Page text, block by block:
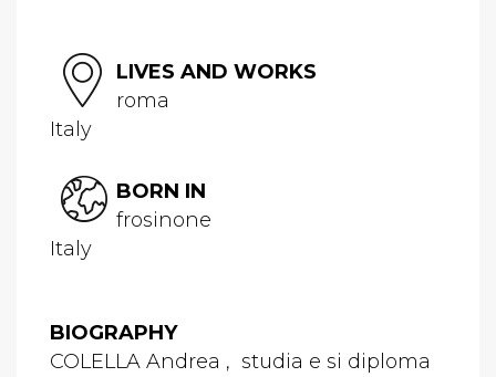
LIVES AND WORKS
roma
Italy
BORN IN
frosinone
Italy
BIOGRAPHY
COLELLA Andrea , studia e si diploma